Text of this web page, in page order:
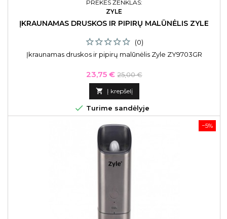
PREKĖS ŽENKLAS:
ZYLE
ĮKRAUNAMAS DRUSKOS IR PIPIRŲ MALŪNĖLIS ZYLE
(0)
Įkraunamas druskos ir pipirų malūnėlis Zyle ZY9703GR
Kaina
23,75 € Bazinė
kaina
25,00 €
 Į krepšelį
 Turime sandėlyje
−5%